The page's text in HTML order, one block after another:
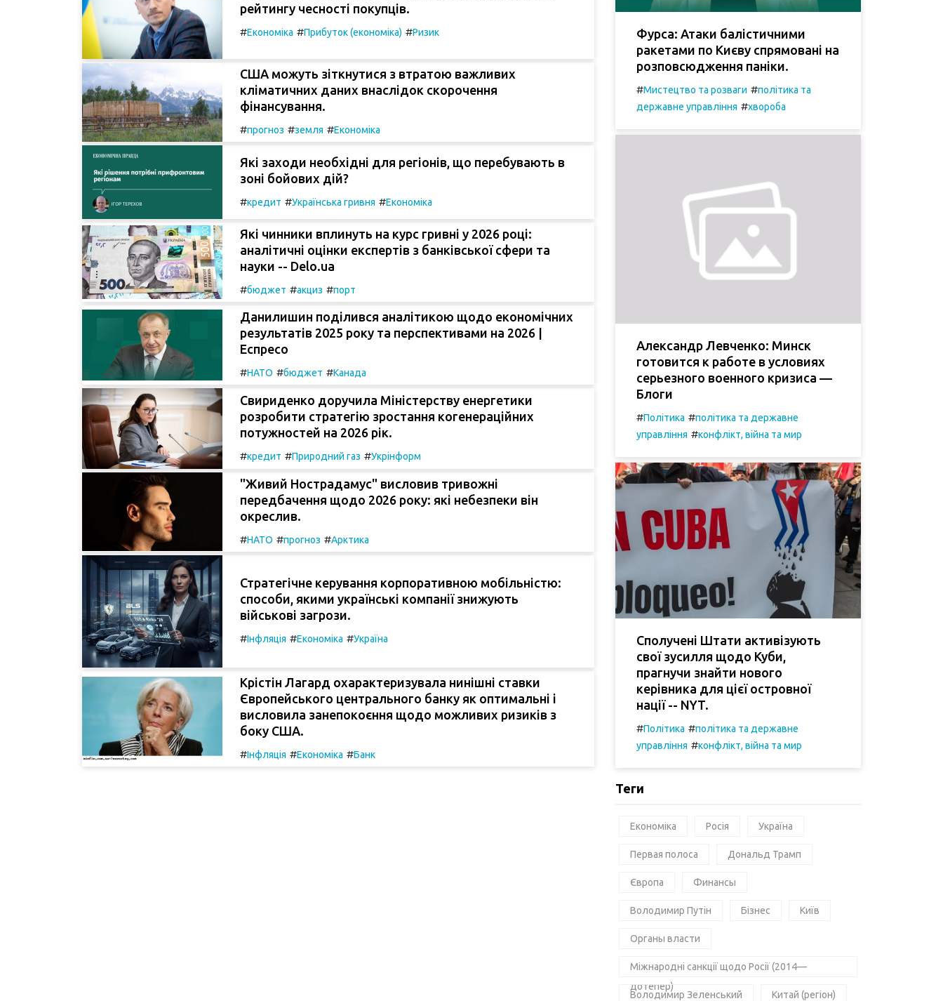
рейтингу чесності покупців.
#Економіка #Прибуток (економіка) #Ризик
США можуть зіткнутися з втратою важливих
кліматичних даних внаслідок скорочення
фінансування.
#прогноз #земля #Економіка
Які заходи необхідні для регіонів, що перебувають в
зоні бойових дій?
#кредит #Українська гривня #Економіка
Які чинники вплинуть на курс гривні у 2026 році:
аналітичні оцінки експертів з банківської сфери та
науки -- Delo.ua
#бюджет #акциз #порт
Данилишин поділився аналітикою щодо економічних
результатів 2025 року та перспективами на 2026 |
Еспресо
#НАТО #бюджет #Канада
Свириденко доручила Міністерству енергетики
розробити стратегію зростання когенераційних
потужностей на 2026 рік.
#кредит #Природний газ #Укрінформ
"Живий Нострадамус" висловив тривожні
передбачення щодо 2026 року: які небезпеки він
окреслив.
#НАТО #прогноз #Арктика
Стратегічне керування корпоративною мобільністю:
способи, якими українські компанії знижують
військові загрози.
#Інфляція #Економіка #Україна
Крістін Лагард охарактеризувала нинішні ставки
Європейського центрального банку як оптимальні і
висловила занепокоєння щодо можливих ризиків з
боку США.
#Інфляція #Економіка #Банк
Фурса: Атаки балістичними
ракетами по Києву спрямовані на
розповсюдження паніки.
#Мистецтво та розваги #політика та
державне управління #хвороба
Александр Левченко: Минск
готовится к работе в условиях
серьезного военного кризиса —
Блоги
#Політика #політика та державне
управління #конфлікт, війна та мир
Сполучені Штати активізують
свої зусилля щодо Куби,
прагнучи знайти нового
керівника для цієї островної
нації -- NYT.
#Політика #політика та державне
управління #конфлікт, війна та мир
Теги
Економіка Росія Україна
Первая полоса Дональд Трамп
Європа Финансы
Володимир Путін Бізнес Київ
Органы власти
Міжнародні санкції щодо Росії (2014—
дотепер)
Володимир Зеленський Китай (регіон)